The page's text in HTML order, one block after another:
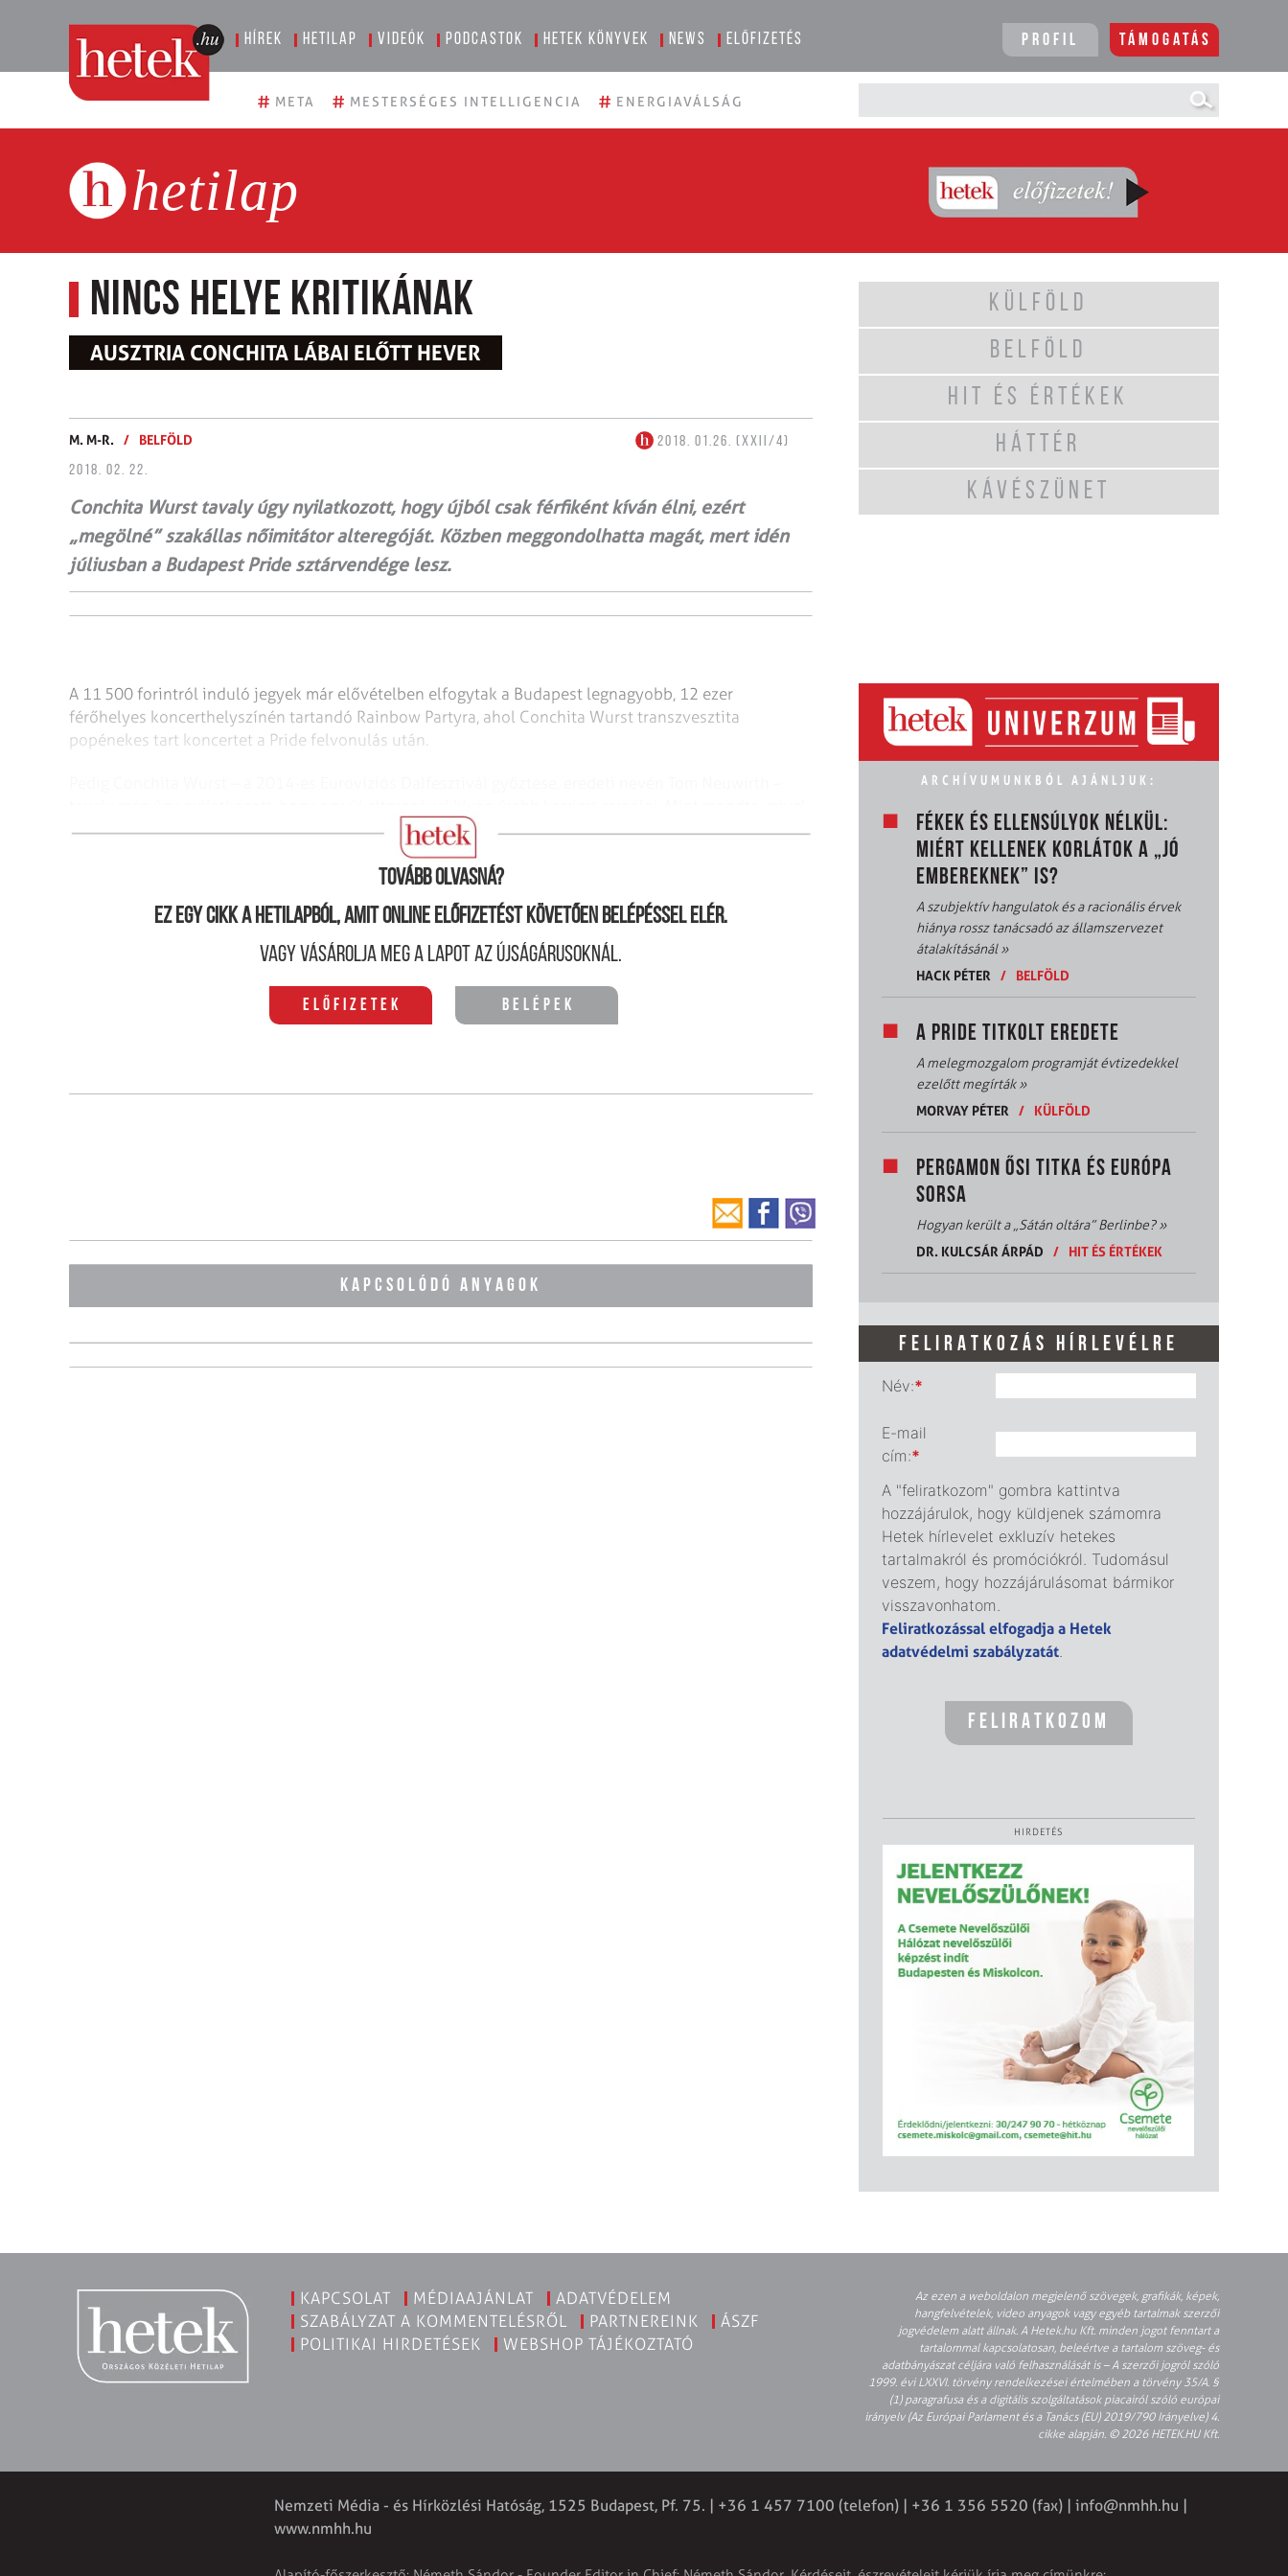
Hírek Hetilap Videók Podcastok Hetek könyvek News Előfizetés Profil Támogatás
# META # MESTERSÉGES INTELLIGENCIA # ENERGIAVÁLSÁG
hetilap
Nincs helye kritikának
AUSZTRIA CONCHITA LÁBAI ELŐTT HEVER
M. M-R. / BELFÖLD
2018. 01.26. (XXII/4)
2018. 02. 22.
Conchita Wurst tavaly úgy nyilatkozott, hogy újból csak férfiként kíván élni, ezért
„megölné” szakállas nőimitátor alteregóját. Közben meggondolhatta magát, mert idén
júliusban a Budapest Pride sztárvendége lesz.
A 11 500 forintról induló je­gyek már elővételben elfogytak a Budapest legnagyobb, 12 ezer
férőhelyes koncerthelyszínén tartandó Rainbow Partyra, ahol Conchita Wurst transzvesztita
popénekes tart koncertet a Pride felvonulás után.
a szakállas nővel a dalverseny óta már mindent elért, ezentúl kizárólag férfi akar lenni.
Tovább olvasná?
Ez egy cikk a hetilapból, amit online előfizetést követően belépéssel elér.
Vagy vásárolja meg a lapot az újságárusoknál.
Előfizetek Belépek
KAPCSOLÓDÓ ANYAGOK
KÜLFÖLD
BELFÖLD
HIT ÉS ÉRTÉKEK
HÁTTÉR
KÁVÉSZÜNET
ARCHÍVUMUNKBÓL AJÁNLJUK:
FÉKEK ÉS ELLENSÚLYOK NÉLKÜL:
MIÉRT KELLENEK KORLÁTOK A „JÓ
EMBEREKNEK” IS?
A szubjektív hangulatok és a racionális érvek
hiánya rossz tanácsadó az államszervezet
átalakításánál»
HACK PÉTER
/ BELFÖLD
A PRIDE TITKOLT EREDETE
A melegmozgalom programját évtizedekkel
ezelőtt megírták»
MORVAY PÉTER
/ KÜLFÖLD
PERGAMON ŐSI TITKA ÉS EURÓPA
SORSA
Hogyan került a „Sátán oltára” Berlinbe?»
DR. KULCSÁR ÁRPÁD
/ HIT ÉS ÉRTÉKEK
FELIRATKOZÁS HÍRLEVÉLRE
Név:*
E-mail
cím:*
A "feliratkozom" gombra kattintva
hozzájárulok, hogy küldjenek számomra
Hetek hírlevelet exkluzív hetekes
tartalmakról és promóciókról. Tudomásul
veszem, hogy hozzájárulásomat bármikor
visszavonhatom.
Feliratkozással elfogadja a Hetek
adatvédelmi szabályzatát.
HIRDETÉS
KAPCSOLAT MÉDIAAJÁNLAT
ADATVÉDELEM
SZABÁLYZAT A KOMMENTELÉSRŐL
PARTNEREINK
ÁSZF
POLITIKAI HIRDETÉSEK
WEBSHOP TÁJÉKOZTATÓ
Az ezen a weboldalon megjelenő szövegek, grafikák, képek,
hangfelvételek, video anyagok vagy egyéb tartalmak szerzői
jogvédelem alatt állnak. A Hetek.hu Kft. minden jogot fenntart a
tartalommal kapcsolatosan, beleértve a tartalom szöveg- és
adatbányászat céljára való felhasználását is – A szerzői jogról szóló
1999. évi LXXVI. törvény rendelkezései értelmében a törvény 35/A. §
(1) paragrafusa és a digitális szolgáltatások piacairól szóló európai
irányelv (Az Európai Parlament és a Tanács (EU) 2019/790 Irányelve) 4.
cikke alapján. © 2026 HETEK.HU Kft.
Nemzeti Média - és Hírközlési Hatóság, 1525 Budapest, Pf. 75. | +36 1 457 7100 (telefon) | +36 1 356 5520 (fax) | info@nmhh.hu
www.nmhh.hu